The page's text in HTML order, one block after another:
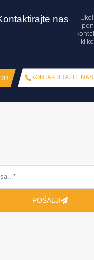
nas
KONTAKTIRAJTE NAS
POŠALJI